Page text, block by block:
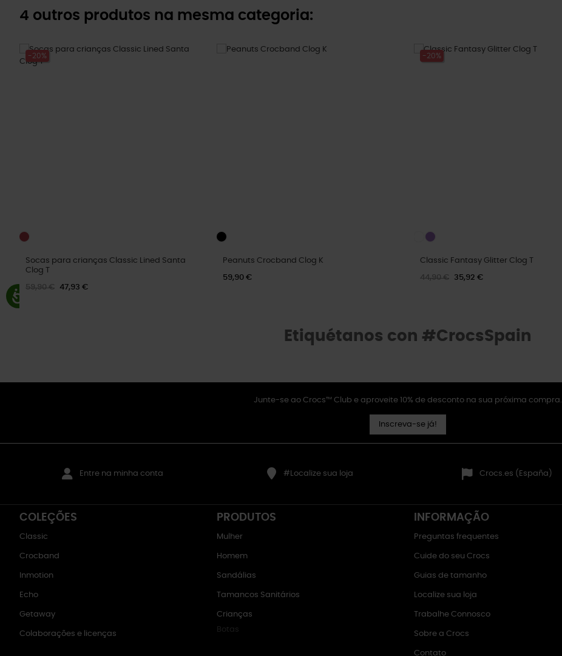
4 outros produtos na mesma categoria:
-20%
Socas para crianças Classic Lined Santa
Clog T
59,90 € 47,93 €
Peanuts Crocband Clog K
59,90 €
-20%
Classic Fantasy Glitter Clog T
44,90 € 35,92 €
Etiquétanos con #CrocsSpain
Junte-se ao Crocs™ Club e aproveite 10% de desconto na sua próxima compra.
Inscreva-se já!
Entre na minha conta #Localize sua loja Crocs.es (España)
COLEÇÕES
Classic
Crocband
Inmotion
Echo
Getaway
Colaborações e licenças
PRODUTOS
Mulher
Homem
Sandálias
Tamancos Sanitários
Crianças
Botas
INFORMAÇÃO
Preguntas frequentes
Cuide do seu Crocs
Guias de tamanho
Localize sua loja
Trabalhe Connosco
Sobre a Crocs
Contato